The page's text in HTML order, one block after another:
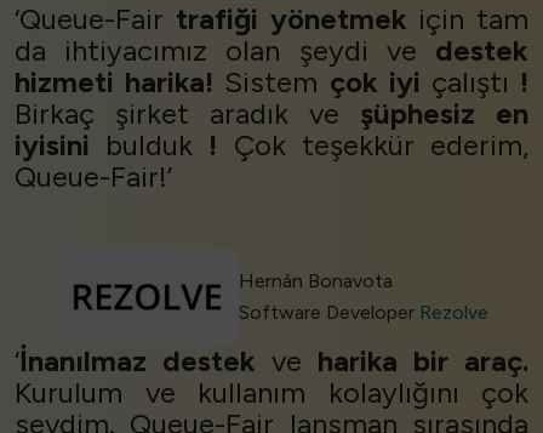
‘Queue-Fair trafiği yönetmek için tam
da ihtiyacımız olan şeydi ve destek
hizmeti harika! Sistem çok iyi çalıştı !
Birkaç şirket aradık ve şüphesiz
en
iyisini bulduk ! Çok teşekkür ederim,
Queue-Fair!’
Hernán Bonavota
Software Developer Rezolve
‘İnanılmaz destek ve harika bir araç.
Kurulum ve kullanım kolaylığını çok
sevdim. Queue-Fair lansman sırasında